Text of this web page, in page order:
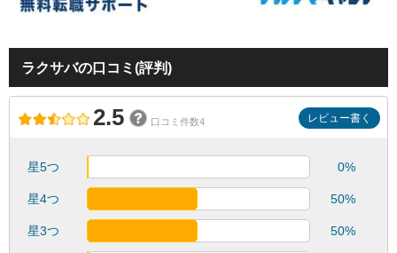
ラクサバの口コミ(評判)
2.5 口コミ件数4 レビュー書く
星5つ 0%
星4つ 50%
星3つ 50%